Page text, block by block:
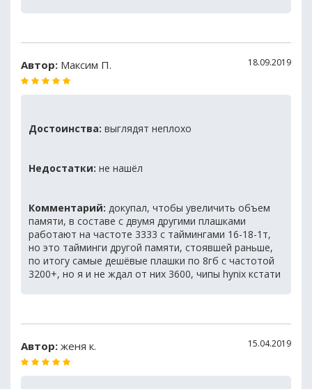
Автор: Максим П. 18.09.2019
Достоинства: выглядят неплохо
Недостатки: не нашёл
Комментарий: докупал, чтобы увеличить объем
памяти, в составе с двумя другими плашками
работают на частоте 3333 с таймингами 16-18-1т,
но это тайминги другой памяти, стоявшей раньше,
по итогу самые дешёвые плашки по 8гб с частотой
3200+, но я и не ждал от них 3600, чипы hynix кстати
Автор: женя к. 15.04.2019